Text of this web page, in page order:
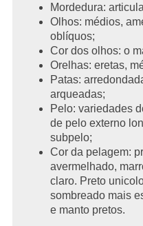
Mordedura:
Olhos: médios,
oblíquos;
Cor dos olhos: o
Orelhas: eretas,
Patas:
arqueadas;
Pelo: variedades
de pelo externo
subpelo;
Cor da pelagem:
avermelhado,
claro. Preto
sombreado mais
e manto pretos.